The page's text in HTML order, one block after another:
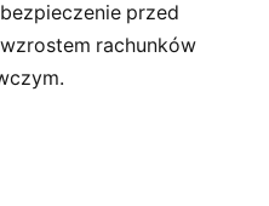
przed
rachunków